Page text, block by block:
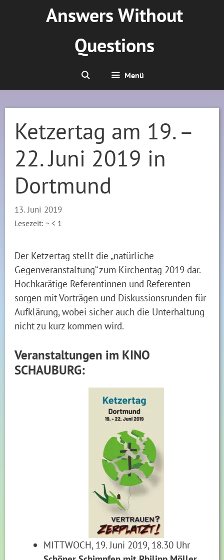
Answers Without
Questions
Menü
Ketzertag am 19. –
22. Juni 2019 in
Dortmund
13. Juni 2019
Lesezeit: ~< 1
Der Ketzertag stellt die „natürliche
Gegenveranstaltung“ zum Kirchentag 2019 dar.
Hochkarätige Referentinnen und Referenten
sorgen mit Vorträgen und Diskussionsrunden für
Aufklärung, wobei sicher auch die Unterhaltung
nicht zu kurz kommen wird.
Veranstaltungen im KINO
SCHAUBURG:
MITTWOCH, 19. Juni 2019, 18.30 Uhr